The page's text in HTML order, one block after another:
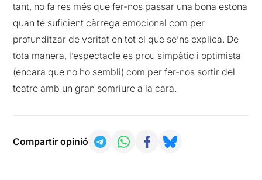
tant, no fa res més que fer-nos passar una bona estona
quan té suficient càrrega emocional com per
profunditzar de veritat en tot el que se’ns explica. De
tota manera, l’espectacle es prou simpàtic i optimista
(encara que no ho sembli) com per fer-nos sortir del
teatre amb un gran somriure a la cara.
Compartir opinió